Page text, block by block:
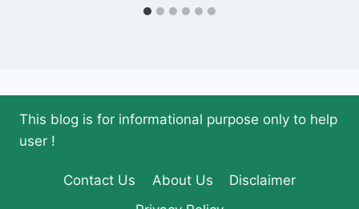
This blog is for informational purpose only to help
user !
Contact Us About Us
Disclaimer